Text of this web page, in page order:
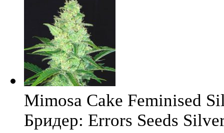
Mimosa Cake Feminised
Бридер: Errors Seeds